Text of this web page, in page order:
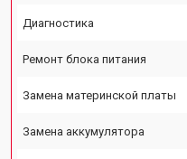
Диагностика
Ремонт блока питания
Замена материнской платы
Замена аккумулятора